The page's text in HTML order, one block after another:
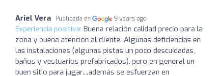
Ariel Vera Publicada en 9 years ago
Experiencia positiva: Buena relación calidad precio para la
zona y buena atención al cliente. Algunas deficiencias en
las instalaciones (algunas pistas un poco descuidadas,
baños y vestuarios prefabricados), pero en general un
buen sitio para jugar....además se esfuerzan en